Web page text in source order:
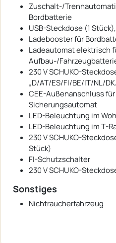
Zuschalt-/
Bordbatterie
USB-Steckdose (1
Ladebooster für
Ladeautomat elektrisch
Aufbau-/
230 V SCHUKO-
„D/AT/ES/FI/BE/IT/NL/
CEE-Außenanschluss für
Sicherungsautomat
LED-Beleuchtung im
LED-Beleuchtung im T-
230 V SCHUKO-
Stück)
FI-Schutzschalter
230 V SCHUKO-
Sonstiges
Nichtraucherfahrzeug